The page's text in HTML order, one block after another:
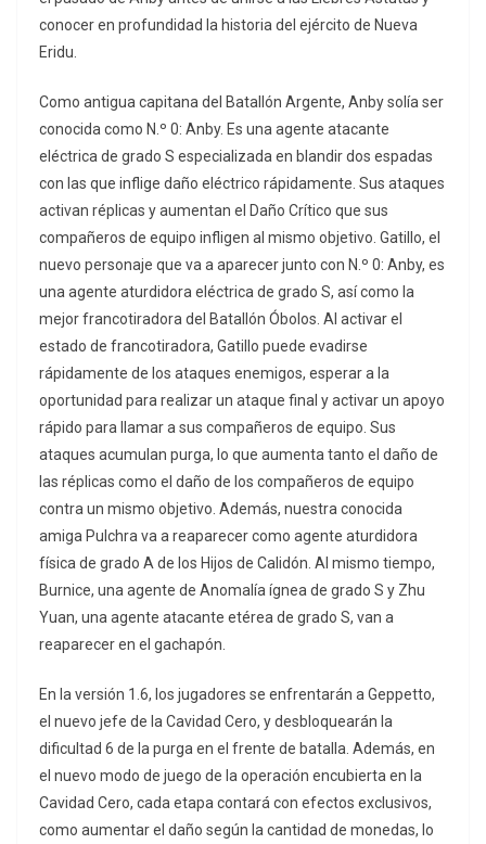
conocer en profundidad la historia del ejército de Nueva
Eridu.
Como antigua capitana del Batallón Argente, Anby solía ser
conocida como N.º 0: Anby. Es una agente atacante
eléctrica de grado S especializada en blandir dos espadas
con las que inflige daño eléctrico rápidamente. Sus ataques
activan réplicas y aumentan el Daño Crítico que sus
compañeros de equipo infligen al mismo objetivo. Gatillo, el
nuevo personaje que va a aparecer junto con N.º 0: Anby, es
una agente aturdidora eléctrica de grado S, así como la
mejor francotiradora del Batallón Óbolos. Al activar el
estado de francotiradora, Gatillo puede evadirse
rápidamente de los ataques enemigos, esperar a la
oportunidad para realizar un ataque final y activar un apoyo
rápido para llamar a sus compañeros de equipo. Sus
ataques acumulan purga, lo que aumenta tanto el daño de
las réplicas como el daño de los compañeros de equipo
contra un mismo objetivo. Además, nuestra conocida
amiga Pulchra va a reaparecer como agente aturdidora
física de grado A de los Hijos de Calidón. Al mismo tiempo,
Burnice, una agente de Anomalía ígnea de grado S y Zhu
Yuan, una agente atacante etérea de grado S, van a
reaparecer en el gachapón.
En la versión 1.6, los jugadores se enfrentarán a Geppetto,
el nuevo jefe de la Cavidad Cero, y desbloquearán la
dificultad 6 de la purga en el frente de batalla. Además, en
el nuevo modo de juego de la operación encubierta en la
Cavidad Cero, cada etapa contará con efectos exclusivos,
como aumentar el daño según la cantidad de monedas, lo